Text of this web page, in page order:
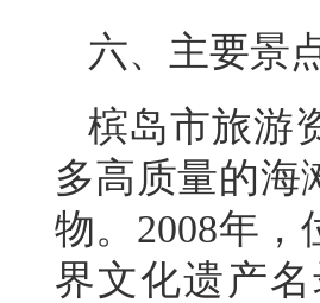
六、主要景
槟岛市旅游
多高质量的海
物。2008年
界文化遗产